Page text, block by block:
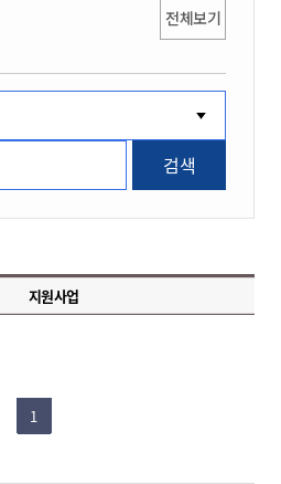
전체보기
검색
지원사업
1